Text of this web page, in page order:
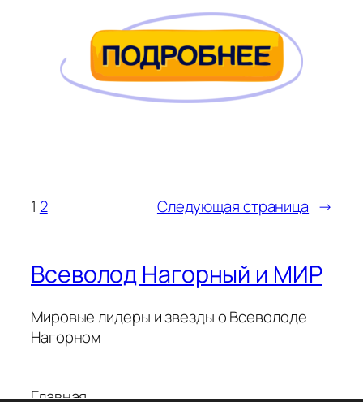
1 2 Следующая страница →
Всеволод Нагорный и МИР
Мировые лидеры и звезды о Всеволоде
Нагорном
Главная